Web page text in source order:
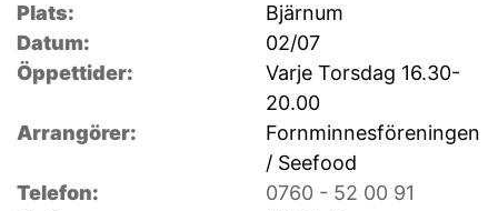
Plats:
Bjärnum
Datum:
02/07
Öppettider:
Varje Torsdag 16.30-
20.00
Arrangörer:
Fornminnesföreningen
/ Seefood
Telefon:
0760 - 52 00 91